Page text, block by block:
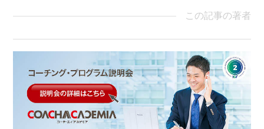
この記事の著者